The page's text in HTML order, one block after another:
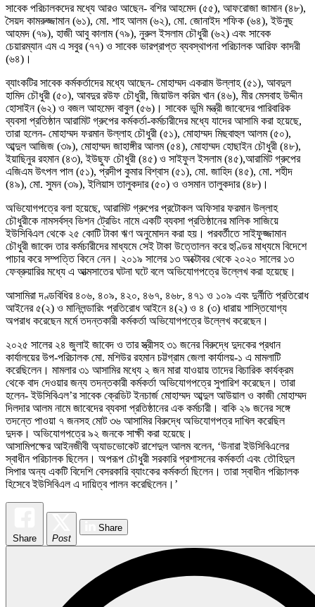
সাবেক পরিচালকদের মধ্যে আরও আছেন- বশির আহমেদ (৫৫), আফরোজা জামান (৪৮),
সৈয়দ কামরুজ্জামান (৬১), মো. শাহ আলম (৬২), মো. জোনাইদ শফিক (৬৪), ইউনুছ
আহমদ (৭৯), হাজী আবু কালাম (৭৯), নুরুল ইসলাম চৌধুরী (৬২) এবং সাবেক
চেয়ারম্যান এম এ সবুর (৭৭) ও সাবেক ভারপ্রাপ্ত ব্যবস্থাপনা পরিচালক আরিফ কাদরী
(৬৪)।
ব্যাংকটির সাবেক কর্মকর্তাদের মধ্যে আছেন- মোহাম্মদ একরাম উল্লাহ (৫১), আবদুল
হামিদ চৌধুরী (৫০), আবদুর রউফ চৌধুরী, জিয়াউল করিম খান (৪৬), মীর মেসবাহ উদ্দীন
হোসাইন (৬২) ও বজল আহমেদ বাবুল (৫৬)। সাবেক ভুমি মন্ত্রী জাবেদের পারিবারিক
ব্যবসা প্রতিষ্ঠান আরামিট গ্রুপের কর্মকর্তা-কর্মচারীদের মধ্যে যাদের আসামি করা হয়েছে,
তারা হলেন- মোহাম্মদ ফরমান উল্লাহ চৌধুরী (৫১), মোহাম্মদ মিছবাহুল আলম (৫০),
আব্দুল আজিজ (৩৯), মোহাম্মদ জাহাঙ্গীর আলম (৫৪), মোহাম্মদ হোছাইন চৌধুরী (৪৮),
ইয়াছিনুর রহমান (৪৩), ইউছুফ চৌধুরী (৪৫) ও সাইফুল ইসলাম (৪৫),আরামিট গ্রুপের
এজিএম উৎপল পাল (৫১), প্রদীপ কুমার বিশ্বাস (৫১), মো. জাহিদ (৪৫), মো. শহীদ
(৪৯), মো. সুমন (৩৯), ইলিয়াস তালুকদার (৫০) ও ওসমান তালুকদার (৪৮)।
অভিযোগপত্রে বলা হয়েছে, আরামিট গ্রুপের প্রটোকল অফিসার ফরমান উল্লাহ
চৌধুরীকে নামসর্বস্ব ভিশন ট্রেডিং নামে একটি ব্যবসা প্রতিষ্ঠানের মালিক সাজিয়ে
ইউসিবিএল থেকে ২৫ কোটি টাকা ঋণ অনুমোদন করা হয়। পরবর্তীতে সাইফুজ্জামান
চৌধুরী জাবেদ তার কর্মচারীদের মাধ্যমে সেই টাকা উত্তোলন করে হুণ্ডির মাধ্যমে বিদেশে
পাচার করে সম্পত্তি কিনে নেন। ২০১৯ সালের ১৩ অক্টোবর থেকে ২০২০ সালের ১৩
ফেব্রুয়ারির মধ্যে এ আত্মসাতের ঘটনা ঘটে বলে অভিযোগপত্রে উল্লেখ করা হয়েছে।
আসামিরা দণ্ডবিধির ৪০৬, ৪০৯, ৪২০, ৪৬৭, ৪৬৮, ৪৭১ ও ১০৯ এবং দুর্নীতি প্রতিরোধ
আইনের ৫(২) ও মানিলন্ডারিং প্রতিরোধ আইনে ৪(২) ও ৪ (৩) ধারায় শাস্তিযোগ্য
অপরাধ করেছেন মর্মে তদন্তকারী কর্মকর্তা অভিযোগপত্রে উল্লেখ করেছেন।
২০২৫ সালের ২৪ জুলাই জাবেদ ও তার স্ত্রীসহ ৩১ জনের বিরুদ্ধে দুদকের প্রধান
কার্যালয়ের উপ-পরিচালক মো. মশিউর রহমান চট্টগ্রাম জেলা কার্যালয়-১ এ মামলাটি
করেছিলেন। মামলার ৩১ আসামির মধ্যে ২ জন মারা যাওয়ায় তাদের বিচারিক কার্যক্রম
থেকে বাদ দেওয়ার জন্য তদন্তকারী কর্মকর্তা অভিযোগপত্রে সুপারিশ করেছেন। তারা
হলেন- ইউসিবিএল’র সাবেক ক্রেডিট ইনচার্জ মোহাম্মদ আব্দুল আউয়াল ও কাজী মোহাম্মদ
দিলদার আলম নামে জাবেদের ব্যবসা প্রতিষ্ঠানের এক কর্মচারী। বাকি ২৯ জনের সঙ্গে
তদন্তে পাওয়া ৭ জনসহ মোট ৩৬ আসামির বিরুদ্ধে অভিযোগপত্র দাখিল করেছিল
দুদক। অভিযোগপত্রে ৯২ জনকে সাক্ষী করা হয়েছে।
আসামিপক্ষের আইনজীবী অ্যাডভোকেট রাশেদুল আলম বলেন, ‘উনারা ইউসিবিএলের
স্বাধীন পরিচালক ছিলেন। অপরূপ চৌধুরী সরকারি প্রশাসনের কর্মকর্তা এবং তৌহিদুল
সিপার অন্য একটি বিদেশি বেসরকারি ব্যাংকের কর্মকর্তা ছিলেন। তারা স্বাধীন পরিচালক
হিসেবে ইউসিবিএল এ দায়িত্ব পালন করেছিলেন।’
Share Post
Share